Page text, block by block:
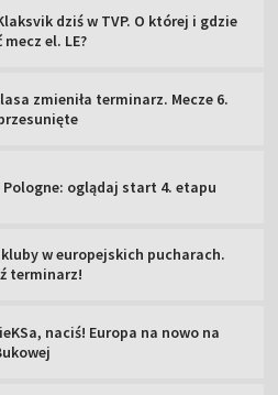
dziś w TVP. O której i gdzie
el. LE?
zmieniła terminarz. Mecze 6.
Pologne: oglądaj start 4. etapu
w europejskich pucharach.
terminarz!
naciś! Europa na nowo na